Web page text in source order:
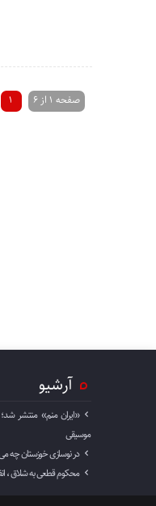
صفحه 1 از 6 1
آرشیو
«ایران منم» منتشر
موسیقی
در نوسازی خوزستان چه
محکوم قطعی به شلاق ،